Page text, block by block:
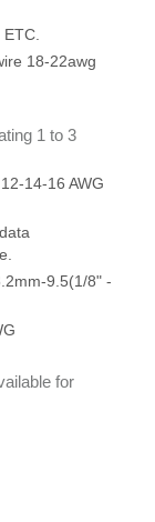
ETC.
18-22awg
1 to 3
14-16 AWG
9.5(1/8" -
for